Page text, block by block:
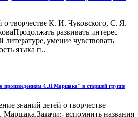
о творчестве К. И. Чуковского, С. Я.
развивать интерес
литературе, умение чувствовать
языка п...
произведениям С.Я.Маршака" в старшей группе
знаний детей о творчестве
Маршака.Задачи:- вспомнить названия